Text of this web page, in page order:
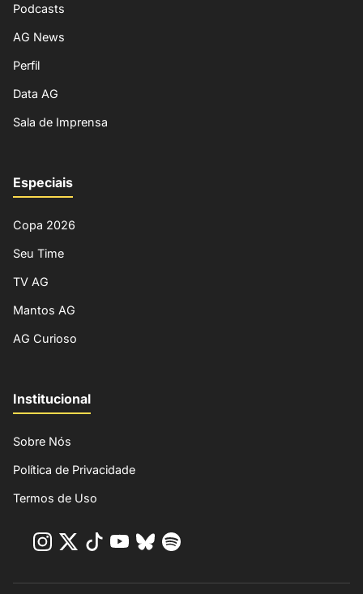
Podcasts
AG News
Perfil
Data AG
Sala de Imprensa
Especiais
Copa 2026
Seu Time
TV AG
Mantos AG
AG Curioso
Institucional
Sobre Nós
Política de Privacidade
Termos de Uso